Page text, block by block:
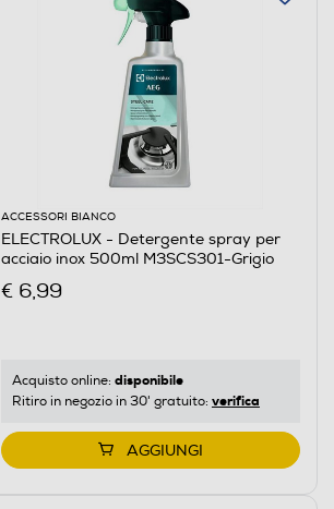
ACCESSORI BIANCO
ELECTROLUX - Detergente spray per
acciaio inox 500ml M3SCS301-Grigio
€ 6,99
Acquisto online: disponibile
Ritiro in negozio in 30' gratuito: verifica
AGGIUNGI